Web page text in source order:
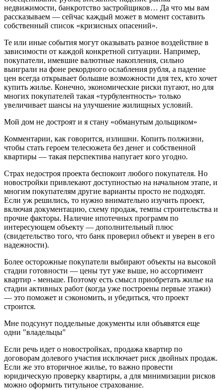
недвижимости, банкротство застройщиков… Да что мы вам
рассказываем — сейчас каждый может в момент составить
собственный список «кризисных опасений».
Те или иные события могут оказывать разное воздействие в
зависимости от каждой конкретной ситуации. Например,
покупатели, имевшие валютные накопления, сильно
выиграли на фоне рекордного ослабления рубля, а падение
цен всегда открывает большие возможности для тех, кто хочет
купить жилье. Конечно, экономические риски пугают, но для
многих покупателей такая «турбулентность» только
увеличивает шансы на улучшение жилищных условий.
Мой дом не достроят и я стану «обманутым дольщиком»
Комментарии, как говорится, излишни. Копить полжизни,
чтобы стать героем телесюжета без денег и собственной
квартиры — такая перспектива напугает кого угодно.
Страх недостроя проекта беспокоит любого покупателя. Но
новостройки привлекают доступностью на начальном этапе, и
многим покупателям другие варианты просто не подходят.
Если уж решились, то нужно внимательно изучить проект,
включая документацию, схему продаж, темпы строительства и
прочие факторы. Наличие ипотечных программ по
интересующем объекту — дополнительный плюс
(свидетельство того, что банк проверил объект и уверен в его
надежности).
Более осторожные покупатели выбирают объекты на высокой
стадии готовности — цены тут уже выше, но ассортимент
квартир - меньше. Поэтому есть смысл приобретать жилье на
стадии активных работ (когда уже построены первые этажи)
— это поможет и сэкономить, и убедиться, что проект
строится.
Мне подсунут поддельные документы или объявятся еще
одни "владельцы"
Если речь идет о новостройках, продажа квартир по
договорам долевого участия исключает риск двойных продаж.
Если же это вторичное жилье, то важно провести
юридическую проверку квартиры, а для минимизации рисков
можно оформить титульное страхование.